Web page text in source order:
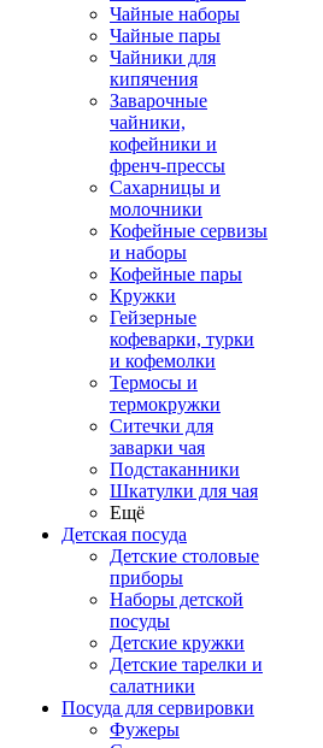
Чайные наборы
Чайные пары
Чайники для
кипячения
Заварочные
чайники,
кофейники и
френч-прессы
Сахарницы и
молочники
Кофейные сервизы
и наборы
Кофейные пары
Кружки
Гейзерные
кофеварки, турки
и кофемолки
Термосы и
термокружки
Ситечки для
заварки чая
Подстаканники
Шкатулки для чая
Ещё
Детская посуда
Детские столовые
приборы
Наборы детской
посуды
Детские кружки
Детские тарелки и
салатники
Посуда для сервировки
Фужеры